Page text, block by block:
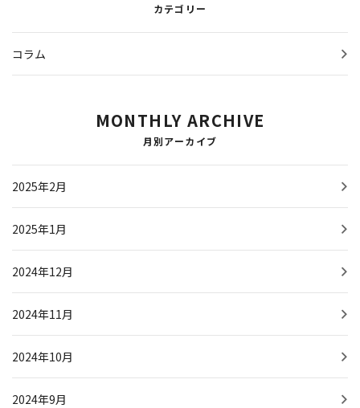
カテゴリー
コラム
MONTHLY ARCHIVE
月別アーカイブ
2025年2月
2025年1月
2024年12月
2024年11月
2024年10月
2024年9月